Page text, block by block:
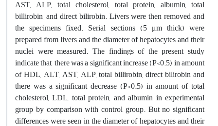
AST, ALP, total cholesterol, total protein, albumin, total
billirobin, and direct bilirobin. Livers were then removed and
the specimens fixed. Serial sections (5 μm thick) were
prepared from livers and the diameter of hepatocytes and their
nuclei were measured. The findings of the present study
indicate that, there was a significant increase (P<0.5) in amount
of HDL, ALT, AST, ALP, total billirobin, direct bilirobin and
there was a significant decrease (P<0.5) in amount of total
cholesterol, LDL, total protein, and albumin in experimental
group by comparison with control group. But no significant
differences were seen in the diameter of hepatocytes and their